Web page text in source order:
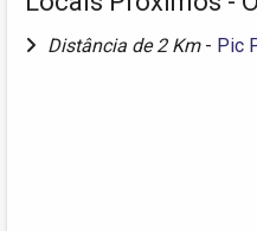
Distância de 2 Km - Pic